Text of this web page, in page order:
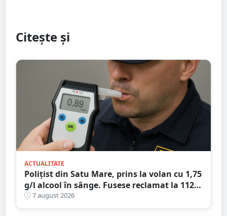
Citește și
ACTUALITATE
Polițist din Satu Mare, prins la volan cu 1,75
g/l alcool în sânge. Fusese reclamat la 112
că circula pe contrasens
7 august 2026